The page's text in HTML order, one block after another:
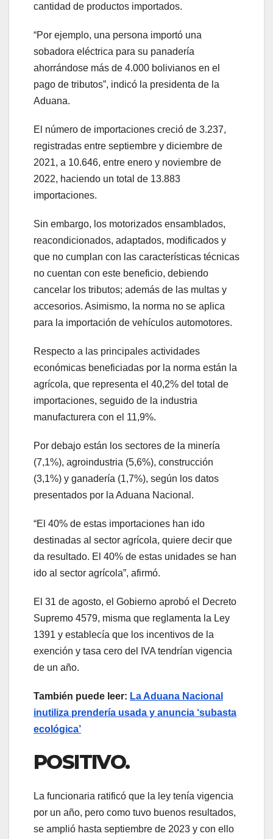
cantidad de productos importados.
“Por ejemplo, una persona importó una
sobadora eléctrica para su panadería
ahorrándose más de 4.000 bolivianos en el
pago de tributos”, indicó la presidenta de la
Aduana.
El número de importaciones creció de 3.237,
registradas entre septiembre y diciembre de
2021, a 10.646, entre enero y noviembre de
2022, haciendo un total de 13.883
importaciones.
Sin embargo, los motorizados ensamblados,
reacondicionados, adaptados, modificados y
que no cumplan con las características técnicas
no cuentan con este beneficio, debiendo
cancelar los tributos; además de las multas y
accesorios. Asimismo, la norma no se aplica
para la importación de vehículos automotores.
Respecto a las principales actividades
económicas beneficiadas por la norma están la
agrícola, que representa el 40,2% del total de
importaciones, seguido de la industria
manufacturera con el 11,9%.
Por debajo están los sectores de la minería
(7,1%), agroindustria (5,6%), construcción
(3,1%) y ganadería (1,7%), según los datos
presentados por la Aduana Nacional.
“El 40% de estas importaciones han ido
destinadas al sector agrícola, quiere decir que
da resultado. El 40% de estas unidades se han
ido al sector agrícola”, afirmó.
El 31 de agosto, el Gobierno aprobó el Decreto
Supremo 4579, misma que reglamenta la Ley
1391 y establecía que los incentivos de la
exención y tasa cero del IVA tendrían vigencia
de un año.
También puede leer: La Aduana Nacional
inutiliza prendería usada y anuncia ‘subasta
ecológica’
POSITIVO.
La funcionaria ratificó que la ley tenía vigencia
por un año, pero como tuvo buenos resultados,
se amplió hasta septiembre de 2023 y con ello